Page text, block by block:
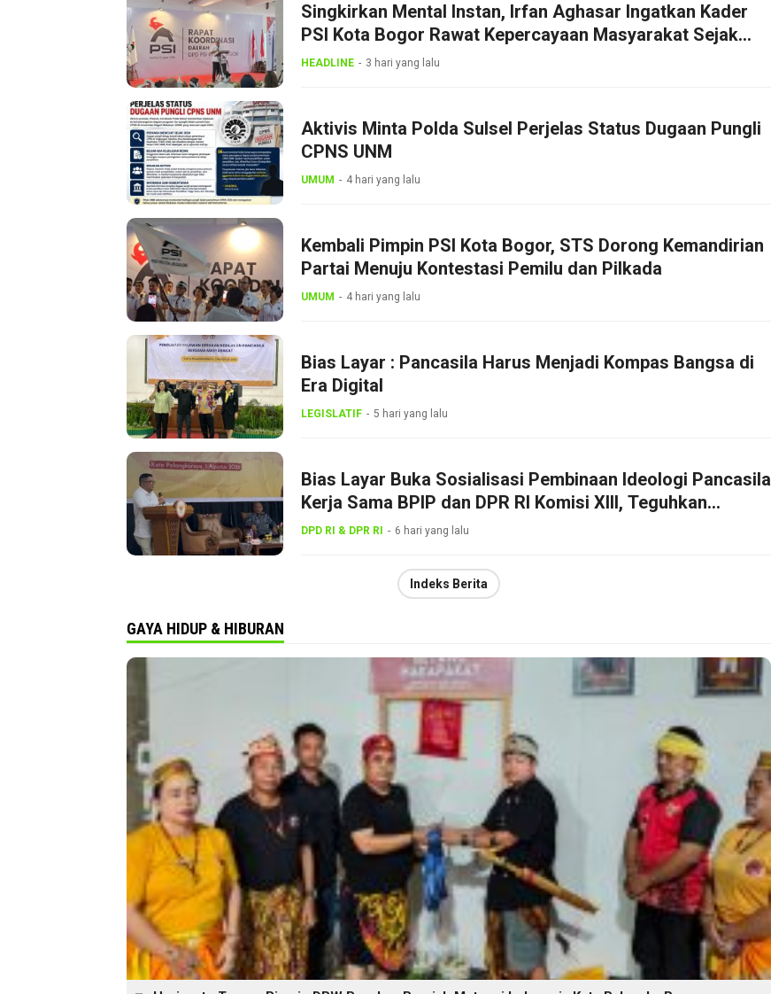
Singkirkan Mental Instan, Irfan Aghasar Ingatkan Kader
PSI Kota Bogor Rawat Kepercayaan Masyarakat Sejak
Dini
HEADLINE 3 hari yang lalu
Aktivis Minta Polda Sulsel Perjelas Status Dugaan Pungli
CPNS UNM
UMUM 4 hari yang lalu
Kembali Pimpin PSI Kota Bogor, STS Dorong Kemandirian
Partai Menuju Kontestasi Pemilu dan Pilkada
UMUM 4 hari yang lalu
Bias Layar : Pancasila Harus Menjadi Kompas Bangsa di
Era Digital
LEGISLATIF 5 hari yang lalu
Bias Layar Buka Sosialisasi Pembinaan Ideologi Pancasila
Kerja Sama BPIP dan DPR RI Komisi XIII, Teguhkan
Gerakan Kebajikan Pancasila di Tengah Masyarakat
DPD RI & DPR RI 6 hari yang lalu
Indeks Berita
GAYA HIDUP & HIBURAN